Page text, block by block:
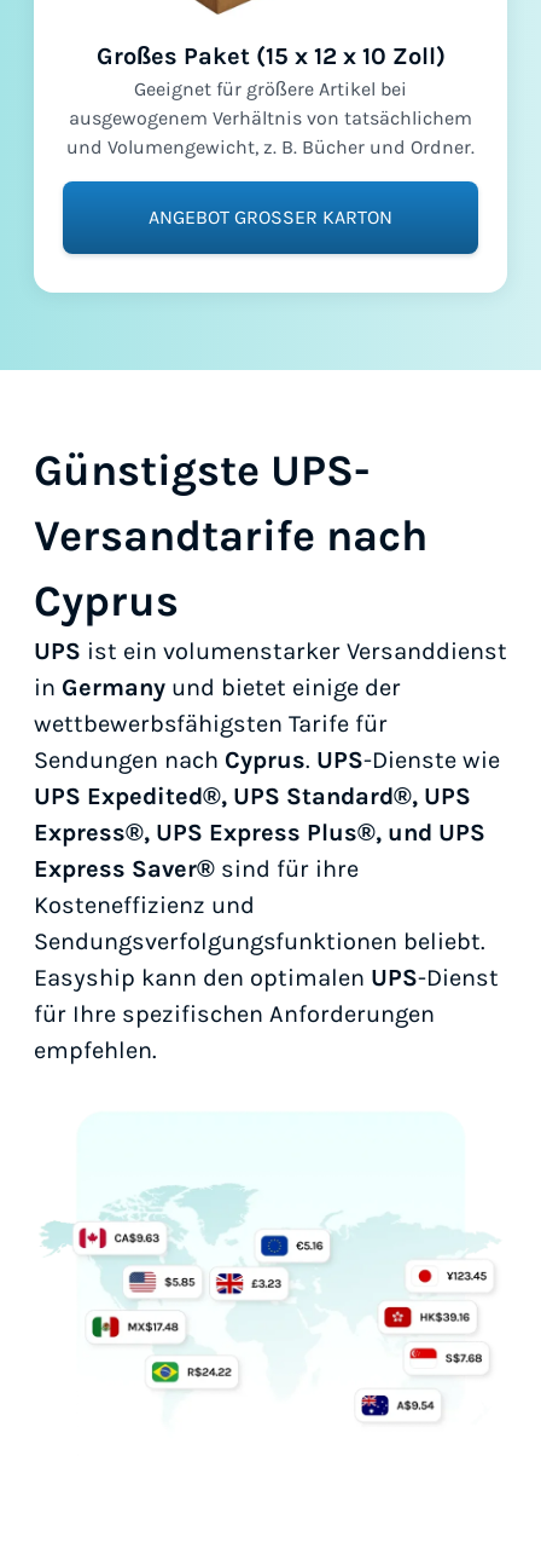
Großes Paket (15 x 12 x 10 Zoll)
Geeignet für größere Artikel bei
ausgewogenem Verhältnis von tatsächlichem
und Volumengewicht, z. B. Bücher und Ordner.
ANGEBOT GROSSER KARTON
Günstigste UPS-
Versandtarife nach
Cyprus
UPS ist ein volumenstarker Versanddienst
in Germany und bietet einige der
wettbewerbsfähigsten Tarife für
Sendungen nach Cyprus. UPS-Dienste wie
UPS Expedited®, UPS Standard®, UPS
Express®, UPS Express Plus®, und UPS
Express Saver® sind für ihre
Kosteneffizienz und
Sendungsverfolgungsfunktionen beliebt.
Easyship kann den optimalen UPS-Dienst
für Ihre spezifischen Anforderungen
empfehlen.